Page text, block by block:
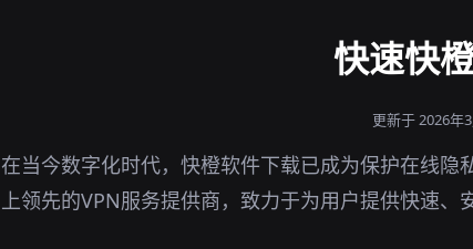
快速快
更新于 2026年
在当今数字化时代，快橙软件下载已成为保护在线
上领先的VPN服务提供商，致力于为用户提供快速、